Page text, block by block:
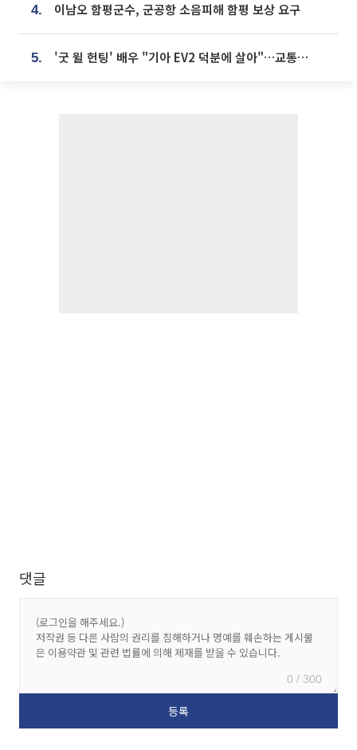
4. 이남오 함평군수, 군공항 소음피해 함평 보상 요구
5. '굿 윌 헌팅' 배우 "기아 EV2 덕분에 살아"…교통사고 후 안전성 극찬
댓글
0 / 300